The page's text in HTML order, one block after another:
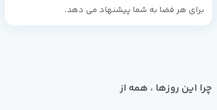
برای هر فضا به شما پیشنهاد می دهد.
چرا این روزها ، همه از